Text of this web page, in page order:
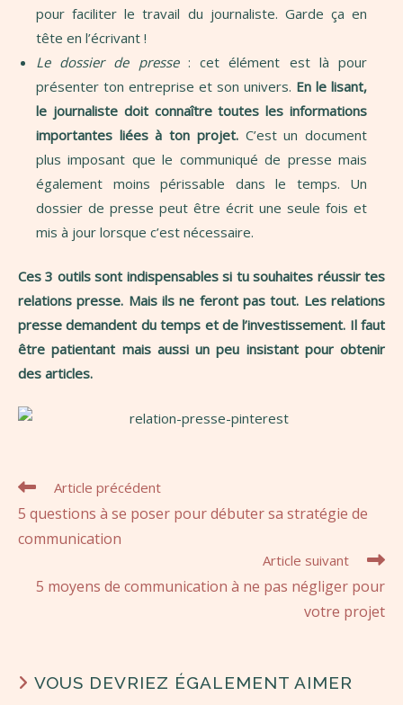
pour faciliter le travail du journaliste. Garde ça en
tête en l’écrivant !
Le dossier de presse: cet élément est là pour
présenter ton entreprise et son univers. En le lisant,
le journaliste doit connaître toutes les informations
importantes liées à ton projet.C’est un document
plus imposant que le communiqué de presse mais
également moins périssable dans le temps. Un
dossier de presse peut être écrit une seule fois et
mis à jour lorsque c’est nécessaire.
Ces 3 outils sont indispensables si tu souhaites réussir tes
relations presse. Mais ils ne feront pas tout. Les relations
presse demandent du temps et de l’investissement. Il faut
être patientant mais aussi un peu insistant pour obtenir
des articles.
Article précédent
5 questions à se poser pour débuter sa stratégie de
communication
Article suivant
5 moyens de communication à ne pas négliger pour
votre projet
VOUS DEVRIEZ ÉGALEMENT AIMER